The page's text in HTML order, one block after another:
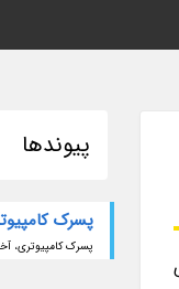
پیوندها
پسرک
پسرک کامپیوتری،